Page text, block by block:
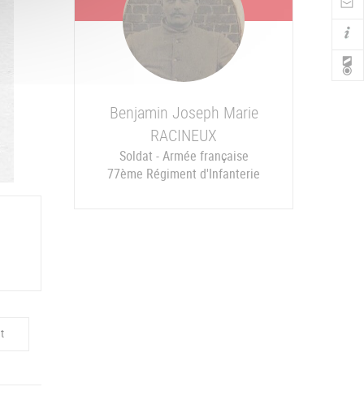
Hôpital d'Orientation et d'Evacuation n° 32 - Mont-Notre-Dame
Benjamin Joseph Marie
RACINEUX
Soldat - Armée française
77ème Régiment d'Infanterie